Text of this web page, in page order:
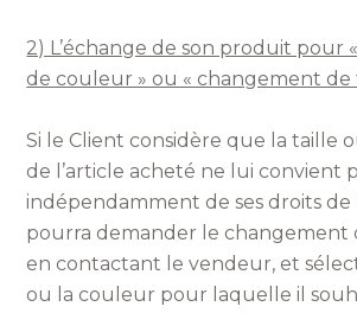
2) L’échange de son produit pour
de couleur » ou « changement de
Si le Client considère que la taille
de l’article acheté ne lui convient
indépendamment de ses droits de
pourra demander le changement
en contactant le vendeur, et
ou la couleur pour laquelle il